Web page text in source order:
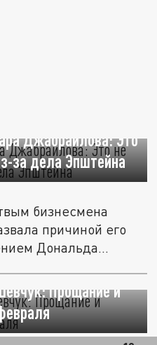
Джабраилова: Это
за дела Эпштейна
бизнесмена
причиной его
Дональда...
Прощание и